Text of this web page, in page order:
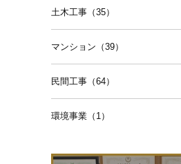
土木工事（35）
マンション（39）
民間工事（64）
環境事業（1）